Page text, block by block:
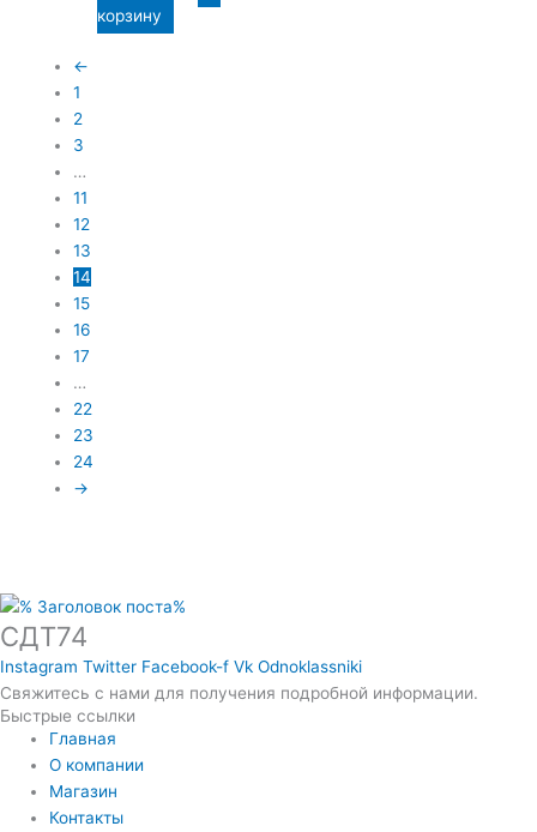
корзину
←
1
2
3
…
11
12
13
14
15
16
17
…
22
23
24
→
СДТ74
Instagram Twitter Facebook-f Vk Odnoklassniki
Свяжитесь с нами для получения подробной информации.
Быстрые ссылки
Главная
О компании
Магазин
Контакты